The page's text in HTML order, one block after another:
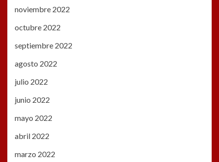
noviembre 2022
octubre 2022
septiembre 2022
agosto 2022
julio 2022
junio 2022
mayo 2022
abril 2022
marzo 2022